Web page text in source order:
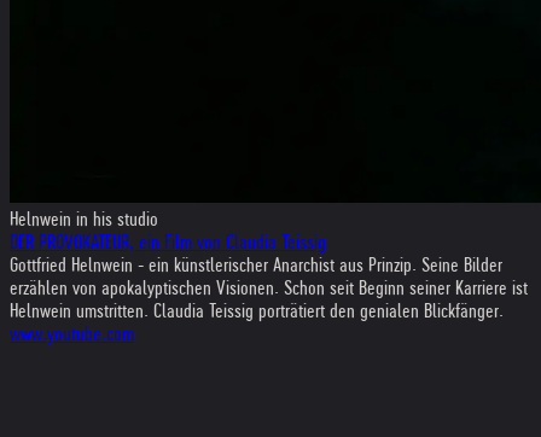
Helnwein in his studio
DER PROVOKATEUR, ein Film von Claudia Teissig
Gottfried Helnwein - ein künstlerischer Anarchist aus Prinzip. Seine Bilder
erzählen von apokalyptischen Visionen. Schon seit Beginn seiner Karriere ist
Helnwein umstritten. Claudia Teissig porträtiert den genialen Blickfänger.
www.youtube.com